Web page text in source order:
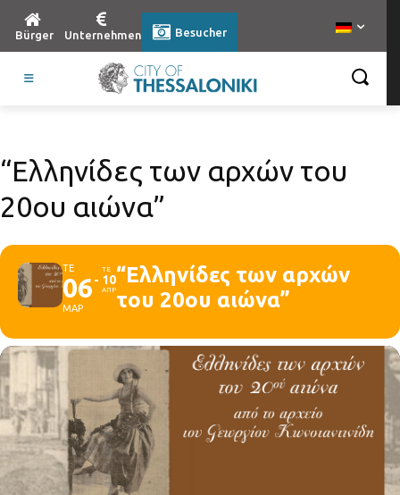
Bürger Unternehmen Besucher
“Ελληνίδες των αρχών του
20ου αιώνα”
ΤΕ
06
ΜΑΡ
ΤΕ
10
ΑΠΡ
“Ελληνίδες των αρχών
του 20ου αιώνα”